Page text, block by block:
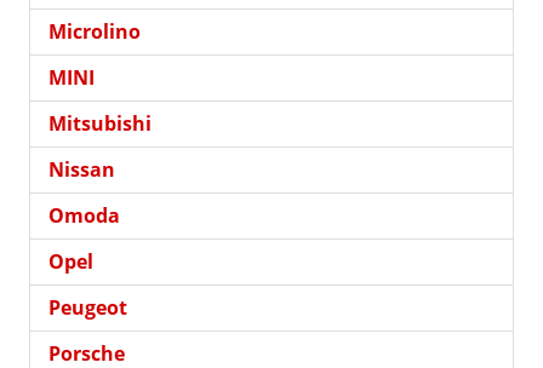
Microlino
MINI
Mitsubishi
Nissan
Omoda
Opel
Peugeot
Porsche